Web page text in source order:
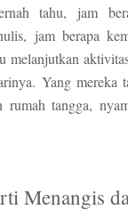
tahu, jam
jam berapa
melanjutkan
Yang mereka
rumah tangga,
Menangis